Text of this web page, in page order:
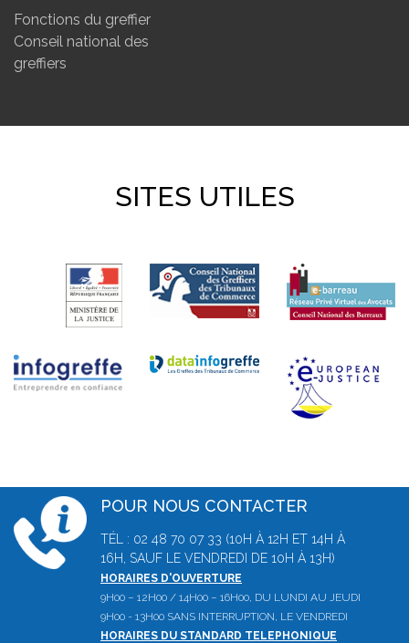
Fonctions du greffier
Conseil national des
greffiers
SITES UTILES
POUR NOUS CONTACTER
TÉL : 02 48 70 07 33 (10H À 12H ET 14H À
16H, SAUF LE VENDREDI DE 10H À 13H)
HORAIRES D'OUVERTURE
9H00 – 12H00 / 14H00 – 16H00, DU LUNDI AU JEUDI
9H00 - 13H00 SANS INTERRUPTION, LE VENDREDI
HORAIRES DU STANDARD TELEPHONIQUE